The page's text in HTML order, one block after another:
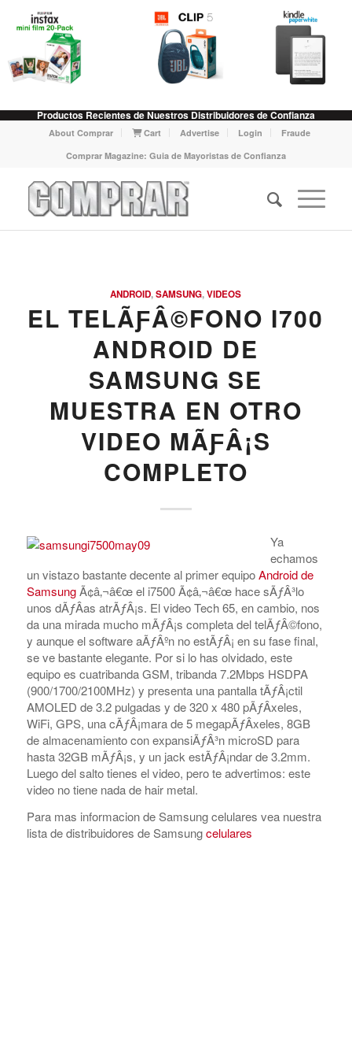
Productos Recientes de Nuestros Distribuidores de Confianza
About Comprar Cart Advertise Login
Fraude
Comprar Magazine: Guia de Mayoristas de Confianza
ANDROID,SAMSUNG,VIDEOS
EL TELÃƑÂ©FONO I700
ANDROID DE
SAMSUNG SE
MUESTRA EN OTRO
VIDEO MÃƑÂ¡S
COMPLETO
Ya
echamos
un vistazo bastante decente al primer equipoAndroid de
SamsungÃ¢â‚¬â€œ el i7500 Ã¢â‚¬â€œ hace sÃƒÂ³lo
unos dÃƒÂ­as atrÃƒÂ¡s. El video Tech 65, en cambio, nos
da una mirada mucho mÃƒÂ¡s completa del telÃƒÂ©fono,
y aunque el software aÃƒÂºn no estÃƒÂ¡ en su fase final,
se ve bastante elegante. Por si lo has olvidado, este
equipo es cuatribanda GSM, tribanda 7.2Mbps HSDPA
(900/1700/2100MHz) y presenta una pantalla tÃƒÂ¡ctil
AMOLED de 3.2 pulgadas y de 320 x 480 pÃƒÂ­xeles,
WiFi, GPS, una cÃƒÂ¡mara de 5 megapÃƒÂ­xeles, 8GB
de almacenamiento con expansiÃƒÂ³n microSD para
hasta 32GB mÃƒÂ¡s, y un jack estÃƒÂ¡ndar de 3.2mm.
Luego del salto tienes el video, pero te advertimos: este
video no tiene nada de hair metal.
Para mas informacion de Samsung celulares vea nuestra
lista de distribuidores de Samsungcelulares